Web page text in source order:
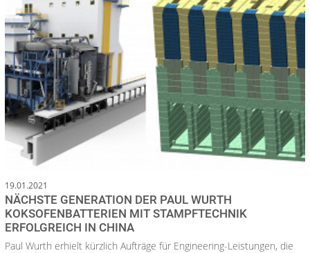
19.01.2021
NÄCHSTE GENERATION DER PAUL WURTH
KOKSOFENBATTERIEN MIT STAMPFTECHNIK
ERFOLGREICH IN CHINA
Paul Wurth erhielt kürzlich Aufträge für Engineering-Leistungen, die